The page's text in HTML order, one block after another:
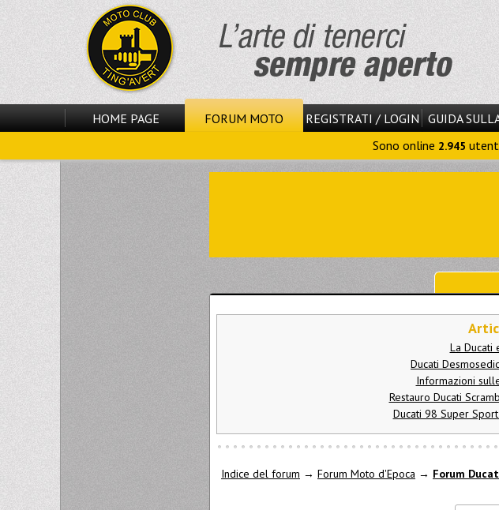
HOME PAGE FORUM MOTO REGISTRATI / LOGIN GUIDA
Sono online 2.945
La Ducati
Ducati
Informazioni
Restauro Ducati
Ducati 98 Super
Indice del forum → Forum Moto d'Epoca → Forum